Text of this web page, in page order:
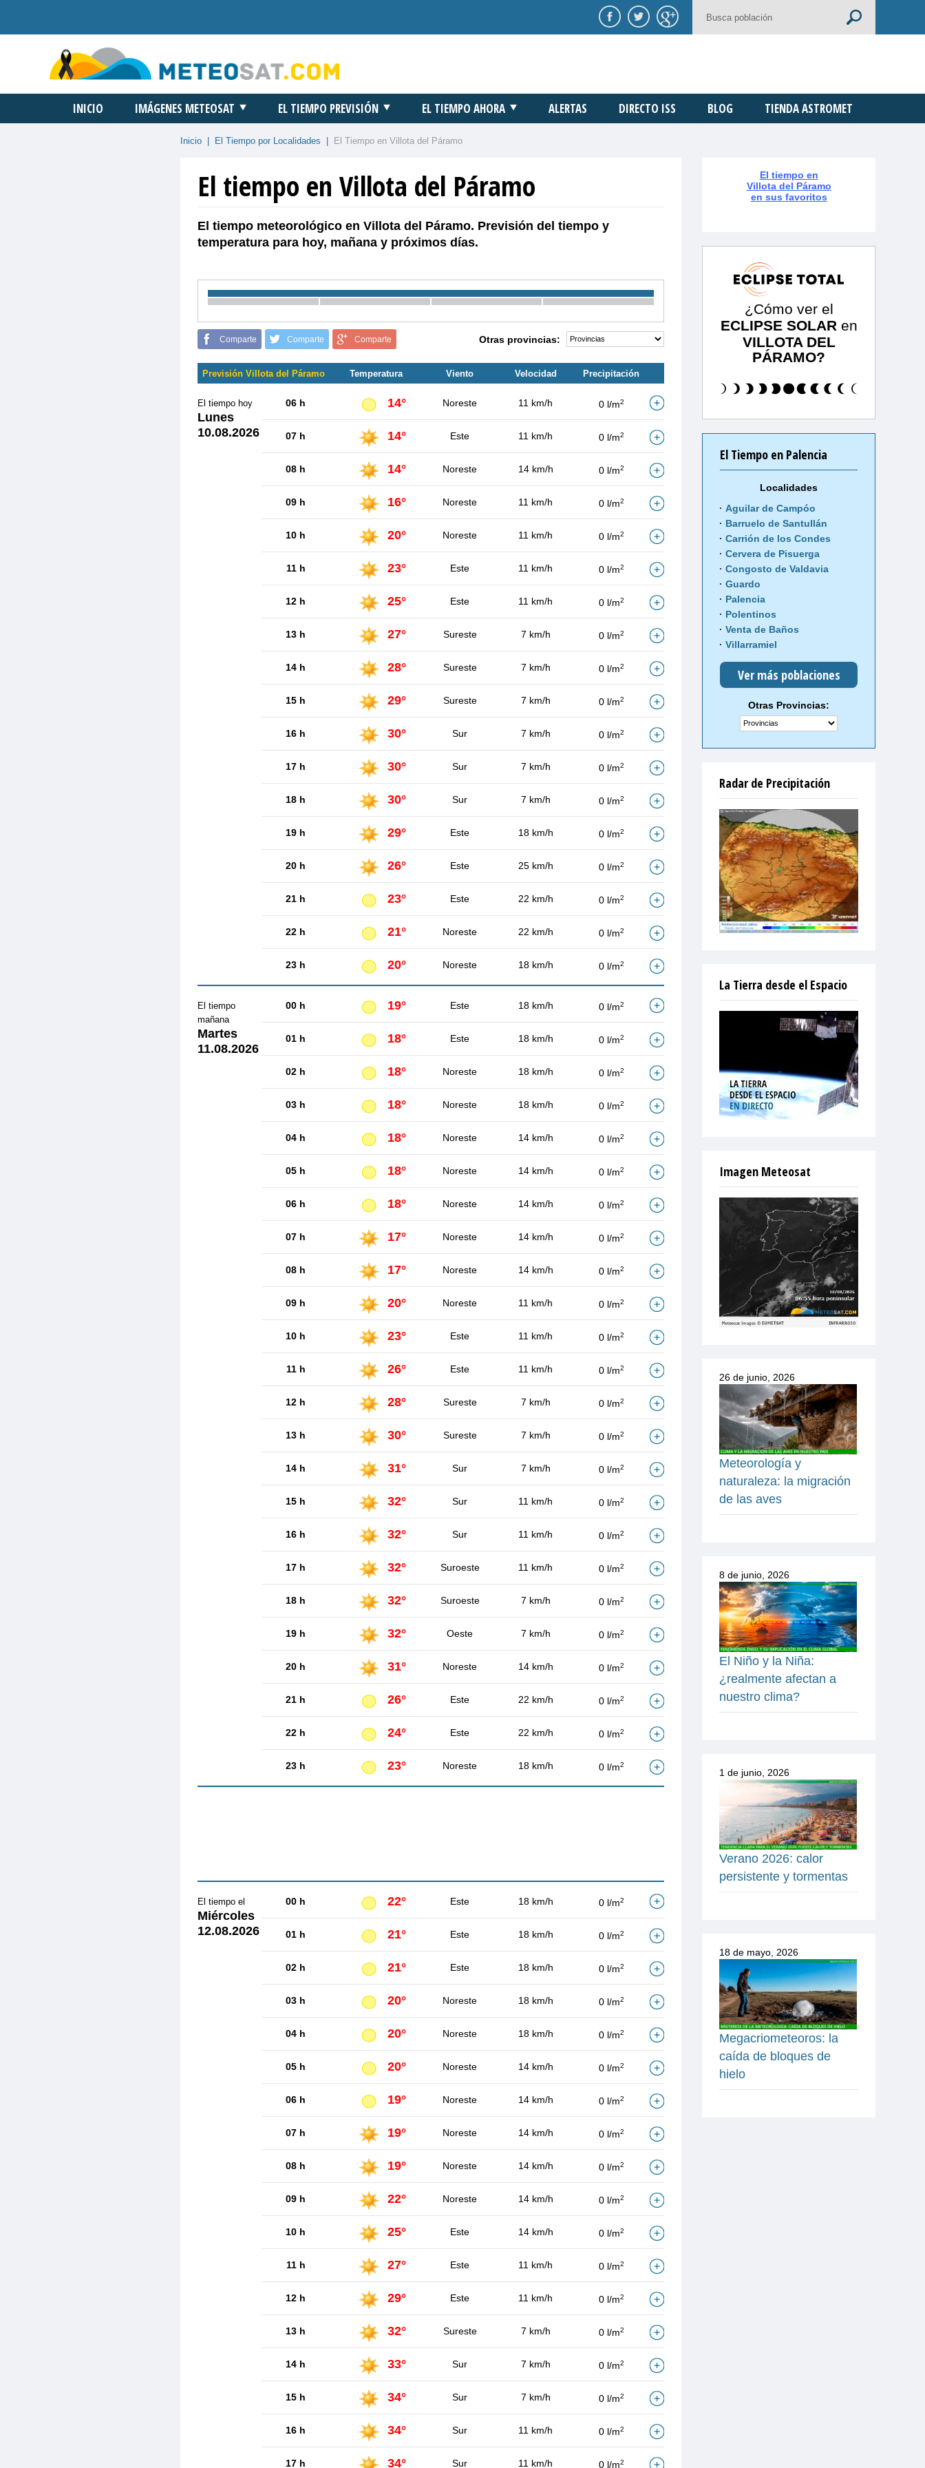
INICIO IMÁGENES METEOSAT EL TIEMPO PREVISIÓN EL TIEMPO AHORA ALERTAS DIRECTO ISS BLOG TIENDA ASTROMET
Inicio El Tiempo por Localidades El Tiempo en Villota del Páramo
El tiempo en Villota del Páramo
El tiempo meteorológico en Villota del Páramo. Previsión del tiempo y
temperatura para hoy, mañana y próximos días.
Comparte Comparte Comparte Otras provincias:
Previsión Villota del Páramo Temperatura Viento Velocidad Precipitación
El tiempo hoy
Lunes
10.08.2026
06 h 14° Noreste 11 km/h 0 l/m2
07 h 14° Este 11 km/h 0 l/m2
08 h 14° Noreste 14 km/h 0 l/m2
09 h 16° Noreste 11 km/h 0 l/m2
10 h 20° Noreste 11 km/h 0 l/m2
11 h 23° Este 11 km/h 0 l/m2
12 h 25° Este 11 km/h 0 l/m2
13 h 27° Sureste 7 km/h 0 l/m2
14 h 28° Sureste 7 km/h 0 l/m2
15 h 29° Sureste 7 km/h 0 l/m2
16 h 30° Sur 7 km/h 0 l/m2
17 h 30° Sur 7 km/h 0 l/m2
18 h 30° Sur 7 km/h 0 l/m2
19 h 29° Este 18 km/h 0 l/m2
20 h 26° Este 25 km/h 0 l/m2
21 h 23° Este 22 km/h 0 l/m2
22 h 21° Noreste 22 km/h 0 l/m2
23 h 20° Noreste 18 km/h 0 l/m2
El tiempo
mañana
Martes
11.08.2026
00 h 19° Este 18 km/h 0 l/m2
01 h 18° Este 18 km/h 0 l/m2
02 h 18° Noreste 18 km/h 0 l/m2
03 h 18° Noreste 18 km/h 0 l/m2
04 h 18° Noreste 14 km/h 0 l/m2
05 h 18° Noreste 14 km/h 0 l/m2
06 h 18° Noreste 14 km/h 0 l/m2
07 h 17° Noreste 14 km/h 0 l/m2
08 h 17° Noreste 14 km/h 0 l/m2
09 h 20° Noreste 11 km/h 0 l/m2
10 h 23° Este 11 km/h 0 l/m2
11 h 26° Este 11 km/h 0 l/m2
12 h 28° Sureste 7 km/h 0 l/m2
13 h 30° Sureste 7 km/h 0 l/m2
14 h 31° Sur 7 km/h 0 l/m2
15 h 32° Sur 11 km/h 0 l/m2
16 h 32° Sur 11 km/h 0 l/m2
17 h 32° Suroeste 11 km/h 0 l/m2
18 h 32° Suroeste 7 km/h 0 l/m2
19 h 32° Oeste 7 km/h 0 l/m2
20 h 31° Noreste 14 km/h 0 l/m2
21 h 26° Este 22 km/h 0 l/m2
22 h 24° Este 22 km/h 0 l/m2
23 h 23° Noreste 18 km/h 0 l/m2
El tiempo el
Miércoles
12.08.2026
00 h 22° Este 18 km/h 0 l/m2
01 h 21° Este 18 km/h 0 l/m2
02 h 21° Este 18 km/h 0 l/m2
03 h 20° Noreste 18 km/h 0 l/m2
04 h 20° Noreste 18 km/h 0 l/m2
05 h 20° Noreste 14 km/h 0 l/m2
06 h 19° Noreste 14 km/h 0 l/m2
07 h 19° Noreste 14 km/h 0 l/m2
08 h 19° Noreste 14 km/h 0 l/m2
09 h 22° Noreste 14 km/h 0 l/m2
10 h 25° Este 14 km/h 0 l/m2
11 h 27° Este 11 km/h 0 l/m2
12 h 29° Este 11 km/h 0 l/m2
13 h 32° Sureste 7 km/h 0 l/m2
14 h 33° Sur 7 km/h 0 l/m2
15 h 34° Sur 7 km/h 0 l/m2
16 h 34° Sur 11 km/h 0 l/m2
17 h 34° Sur 11 km/h 0 l/m2
El tiempo en
Villota del Páramo
en sus favoritos
¿Cómo ver el
ECLIPSE SOLAR en
VILLOTA DEL
PÁRAMO?
El Tiempo en Palencia
Localidades
Aguilar de Campóo
Barruelo de Santullán
Carrión de los Condes
Cervera de Pisuerga
Congosto de Valdavia
Guardo
Palencia
Polentinos
Venta de Baños
Villarramiel
Ver más poblaciones
Otras Provincias:
Radar de Precipitación
La Tierra desde el Espacio
Imagen Meteosat
26 de junio, 2026
Meteorología y
naturaleza: la migración
de las aves
8 de junio, 2026
El Niño y la Niña:
¿realmente afectan a
nuestro clima?
1 de junio, 2026
Verano 2026: calor
persistente y tormentas
18 de mayo, 2026
Megacriometeoros: la
caída de bloques de
hielo